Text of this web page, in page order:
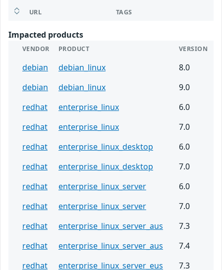
URL TAGS
Impacted products
VENDOR PRODUCT VERSION
debian debian_linux
8.0
debian
debian_linux
9.0
redhat
enterprise_linux
6.0
redhat
enterprise_linux
7.0
redhat
enterprise_linux_desktop
6.0
redhat
enterprise_linux_desktop
7.0
redhat
enterprise_linux_server
6.0
redhat
enterprise_linux_server
7.0
redhat
enterprise_linux_server_aus
7.3
redhat
enterprise_linux_server_aus
7.4
redhat
enterprise_linux_server_eus
7.3